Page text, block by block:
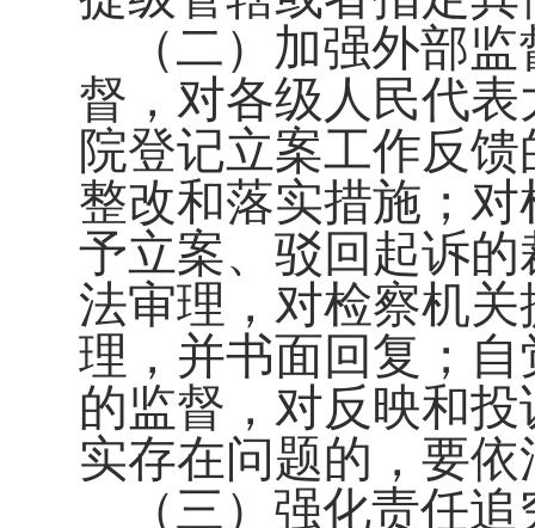
（二）加强外部
督，对各级人民代
院登记立案工作反
整改和落实措施；
予立案、驳回起诉
法审理，对检察机
理，并书面回复；
的监督，对反映和
实存在问题的，要依
（三）强化责任